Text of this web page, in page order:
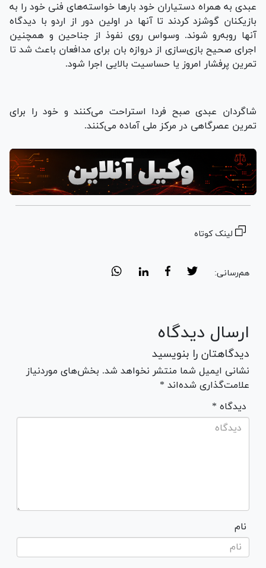
عبدی به همراه دستیاران خود بار‌ها خواسته‌های فنی خود را به
بازیکنان گوشزد کردند تا آنها در اولین دور از اردو با دیدگاه
آنها رو‌به‌رو شوند. وسواس روی نفوذ از جناحین و همچنین
اجرای صحیح بازی‌سازی از دروازه بان برای مدافعان باعث شد تا
تمرین پرفشار امروز یا حساسیت بالایی اجرا شود.
شاگردان عبدی صبح فردا استراحت می‌کنند و خود را برای
تمرین عصرگاهی در مرکز ملی آماده می‌کنند.
لینک کوتاه
هم‌رسانی:
ارسال دیدگاه
دیدگاهتان را بنویسید
نشانی ایمیل شما منتشر نخواهد شد. بخش‌های موردنیاز
علامت‌گذاری شده‌اند *
* دیدگاه
نام